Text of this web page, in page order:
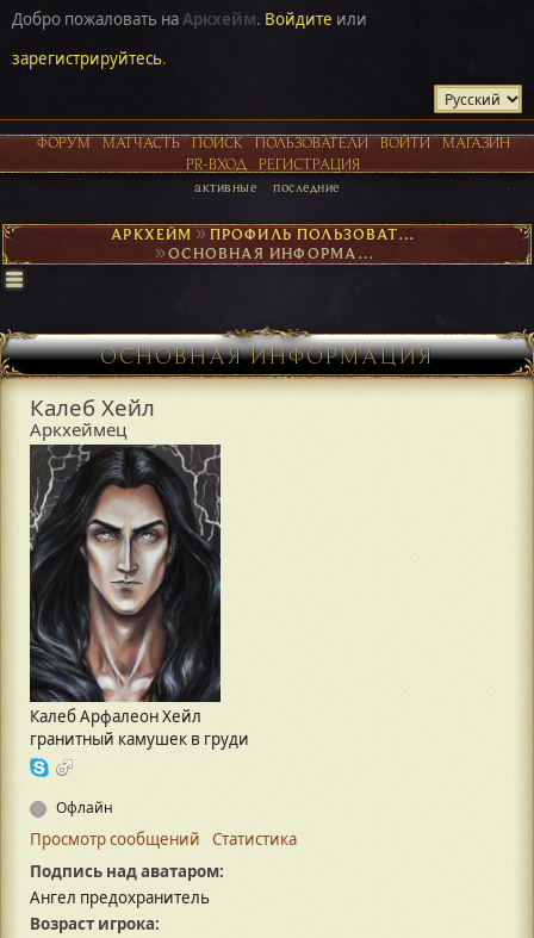
Добро пожаловать наАркхейм. Войдите или
зарегистрируйтесь.
ФОРУМ МАТЧАСТЬ ПОИСК ПОЛЬЗОВАТЕЛИ ВОЙТИ
МАГАЗИН
PR-ВХОД
РЕГИСТРАЦИЯ
активные последние
АРКХЕЙМ► ПРОФИЛЬ ПОЛЬЗОВАТЕЛЯ КАЛЕБ ХЕЙЛ
► ОСНОВНАЯ ИНФОРМАЦИЯ
ОСНОВНАЯ ИНФОРМАЦИЯ
Калеб Хейл
Аркхеймец
Калеб Арфалеон Хейл
гранитный камушек в груди
Офлайн
Просмотр сообщений
Статистика
Подпись над аватаром:
Ангел предохранитель
Возраст игрока: